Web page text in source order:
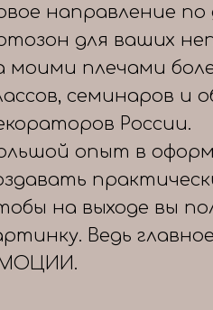
направление
для ваших
моими плечами
семинаров и
России.
опыт в
на выходе вы
Ведь